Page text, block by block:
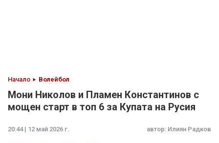
Начало Волейбол
Мони Николов и Пламен Константинов с
мощен старт в топ 6 за Купата на Русия
20:44 | 12 май 2026 г. автор: Илиян Радков